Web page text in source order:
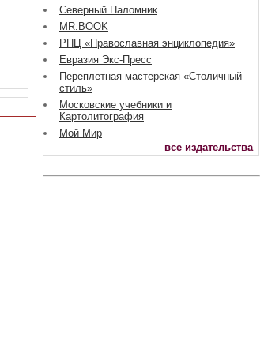
Северный Паломник
MR.BOOK
РПЦ «Православная энциклопедия»
Евразия Экс-Пресс
Переплетная мастерская «Столичный
стиль»
Московские учебники и
Картолитография
Мой Мир
все издательства